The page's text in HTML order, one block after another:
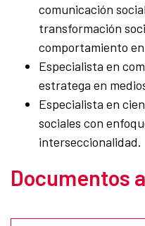
comunicación
transformación
comportamiento
Especialista en
estratega en
Especialista en
sociales con
interseccionalidad.
Documentos